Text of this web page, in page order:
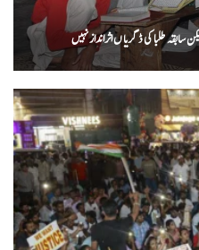
سابقہ طلبا کی ڈگریا ں اثرانداز نہیں